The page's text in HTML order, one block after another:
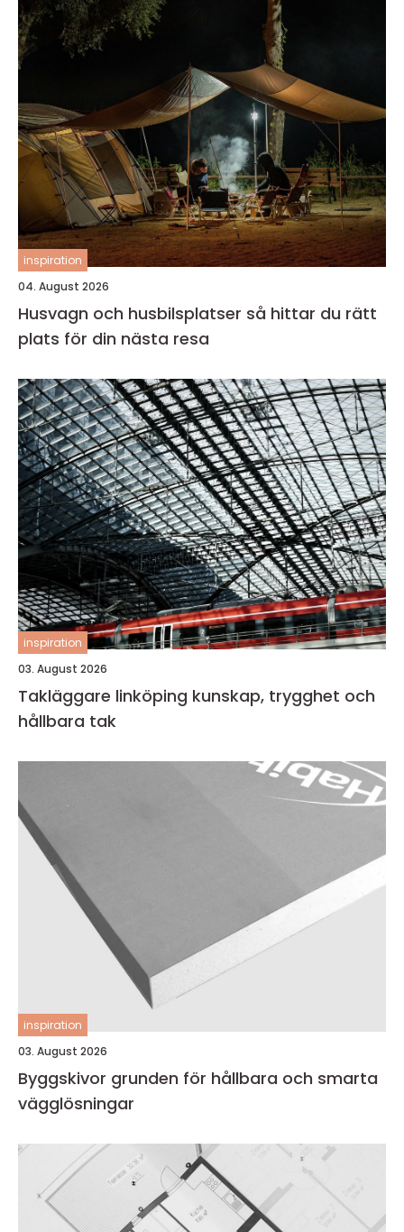
inspiration
04. August 2026
Husvagn och husbilsplatser så hittar du rätt
plats för din nästa resa
inspiration
03. August 2026
Takläggare linköping kunskap, trygghet och
hållbara tak
inspiration
03. August 2026
Byggskivor grunden för hållbara och smarta
vägglösningar